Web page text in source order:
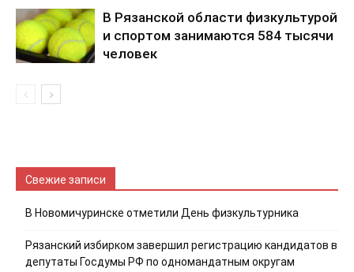
В Рязанской области физкультурой
и спортом занимаются 584 тысячи
человек
Свежие записи
В Новомичуринске отметили День физкультурника
Рязанский избирком завершил регистрацию кандидатов в
депутаты Госдумы РФ по одномандатным округам